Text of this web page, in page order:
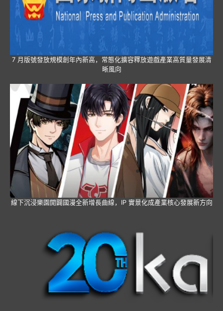
7 月版號發放規模創年內新高，常態化擴容釋放遊戲產業高質量發展清
晰風向
線下沉浸樂園開闢國漫全新增長曲線，IP 實景化成產業核心發展新方向